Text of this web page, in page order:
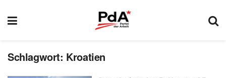
Schlagwort: Kroatien